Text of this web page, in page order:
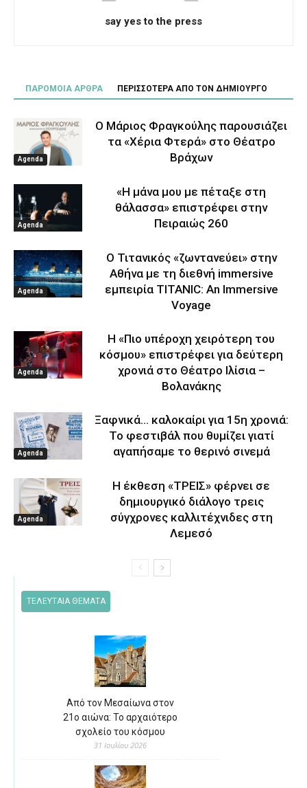
say yes to the press
ΠΑΡΟΜΟΙΑ ΑΡΘΡΑ ΠΕΡΙΣΣΟΤΕΡΑ ΑΠΟ ΤΟΝ ΔΗΜΙΟΥΡΓΟ
Agenda
Ο Μάριος Φραγκούλης παρουσιάζει
τα «Χέρια Φτερά» στο Θέατρο
Βράχων
Agenda
«Η μάνα μου με πέταξε στη
θάλασσα» επιστρέφει στην
Πειραιώς 260
Agenda
Ο Τιτανικός «ζωντανεύει» στην
Αθήνα με τη διεθνή immersive
εμπειρία TITANIC: An Immersive
Voyage
Agenda
Η «Πιο υπέροχη χειρότερη του
κόσμου» επιστρέφει για δεύτερη
χρονιά στο Θέατρο Ιλίσια –
Βολανάκης
Agenda
Ξαφνικά… καλοκαίρι για 15η χρονιά:
Το φεστιβάλ που θυμίζει γιατί
αγαπήσαμε το θερινό σινεμά
Agenda
Η έκθεση «ΤΡΕΙΣ» φέρνει σε
δημιουργικό διάλογο τρεις
σύγχρονες καλλιτέχνιδες στη
Λεμεσό
ΤΕΛΕΥΤΑΙΑ ΘΕΜΑΤΑ
Από τον Μεσαίωνα στον
21ο αιώνα: Το αρχαιότερο
σχολείο του κόσμου
31 Ιουλίου 2026